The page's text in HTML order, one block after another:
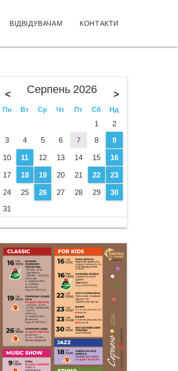
ВІДВІДУВАЧАМ КОНТАКТИ
Серпень 2026 >
<
Пн Вт Ср Чт Пт Сб Нд
1
2
3
4 5 6 7 8 9
10 11 12 13 14 15 16
17 18 19 20 21 22 23
24 25 26 27 28 29
30
31